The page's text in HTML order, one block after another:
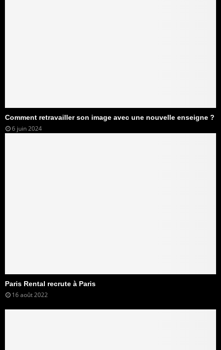
Comment retravailler son image avec une nouvelle enseigne ?
6 juin 2024
Paris Rental recrute à Paris
16 août 2022